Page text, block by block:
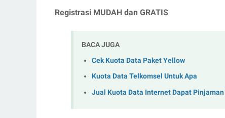
Registrasi MUDAH dan GRATIS
BACA JUGA
Cek Kuota Data Paket Yellow
Kuota Data Telkomsel Untuk Apa
Jual Kuota Data Internet Dapat